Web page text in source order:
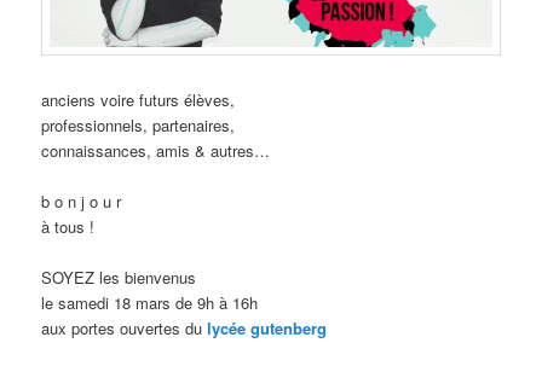
anciens voire futurs élèves,
professionnels, partenaires,
connaissances, amis & autres…
b o n j o u r
à tous !
SOYEZ les bienvenus
le samedi 18 mars de 9h à 16h
aux portes ouvertes dulycée gutenberg